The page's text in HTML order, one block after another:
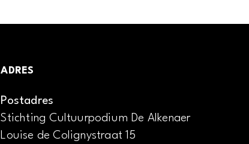
ADRES
Postadres
Stichting Cultuurpodium De Alkenaer
Louise de Colignystraat 15